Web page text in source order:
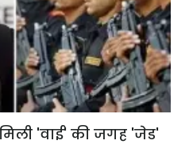
'वाई' की जगह 'जेड'